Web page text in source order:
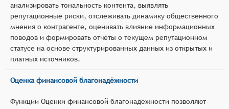
анализировать тональность контента, выявлять
репутационные риски, отслеживать динамику общественного
мнения о контрагенте, оценивать влияние информационных
поводов и формировать отчёты о текущем репутационном
статусе на основе структурированных данных из открытых и
платных источников.
Оценка финансовой благонадёжности
Функции Оценки финансовой благонадёжности позволяют